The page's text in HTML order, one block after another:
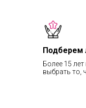
Подберем
Более 15
выбрать то,